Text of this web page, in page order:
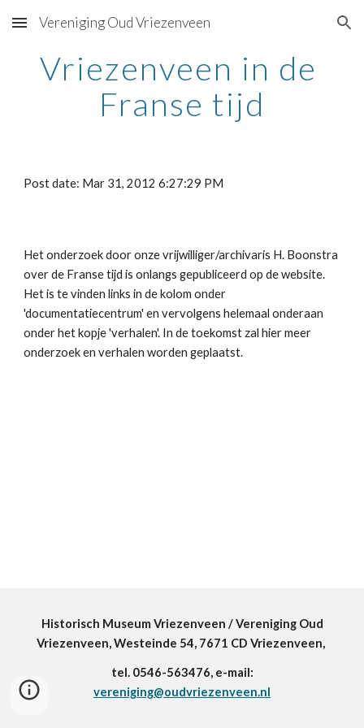
Skip to main content Skip to navigation
Vereniging Oud Vriezenveen
Vriezenveen in de
Franse tijd
Post date: Mar 31, 2012 6:27:29 PM
Het onderzoek door onze vrijwilliger/archivaris H. Boonstra
over de Franse tijd is onlangs gepubliceerd op de website.
Het is te vinden links in de kolom onder
'documentatiecentrum' en vervolgens helemaal onderaan
onder het kopje 'verhalen'. In de toekomst zal hier meer
onderzoek en verhalen worden geplaatst.
Historisch Museum Vriezenveen / Vereniging Oud
Vriezenveen, Westeinde 54, 7671 CD Vriezenveen,
tel. 0546-563476, e-mail:
vereniging@oudvriezenveen.nl